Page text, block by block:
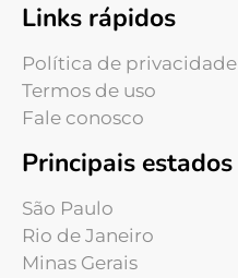
Links rápidos
Política de privacidade
Termos de uso
Fale conosco
Principais estados
São Paulo
Rio de Janeiro
Minas Gerais